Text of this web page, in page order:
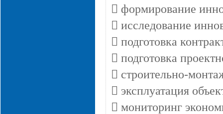
 формирование
 исследование
 подготовка
 подготовка
 строительно-
 эксплуатация
 мониторинг